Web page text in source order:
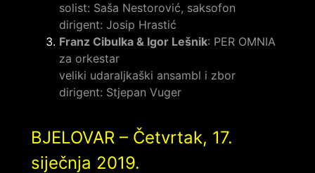
solist: Saša Nestorović, saksofon
dirigent: Josip Hrastić
Franz Cibulka & Igor Lešnik: PER OMNIA
za orkestar
veliki udaraljkaški ansambl i zbor
dirigent: Stjepan Vuger
BJELOVAR – Četvrtak, 17.
siječnja 2019.